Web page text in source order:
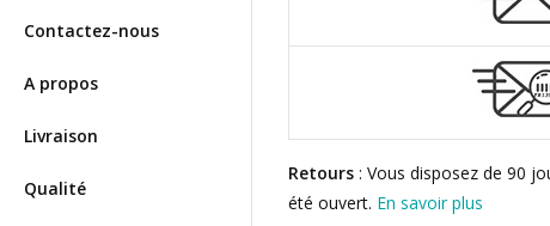
Contactez-nous
A propos
Livraison
Qualité
Retours : Vous disposez de 90
été ouvert. En savoir plus